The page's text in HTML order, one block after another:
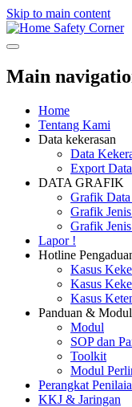
Skip to main content
Safety Corner
Main
Home
Tentang Kami
Data kekerasan
Data
Export
DATA GRAFIK
Grafik Data
Grafik
Grafik
Lapor !
Hotline
Kasus
Kasus
Kasus
Panduan & Modul
Modul
SOP dan
Toolkit
Modul
Perangkat
KKJ & Jaringan